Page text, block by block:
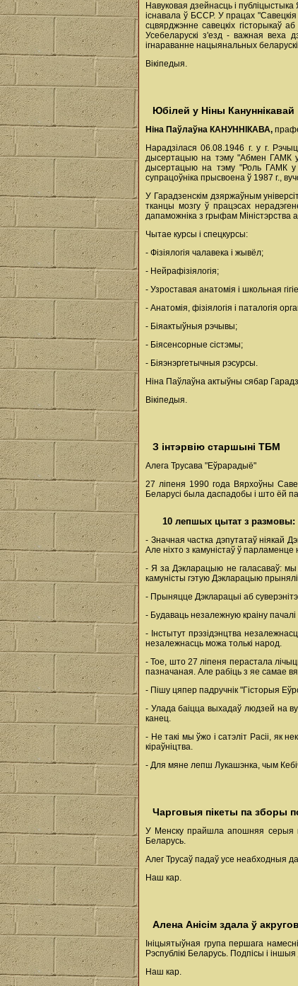
Навуковая дзейнасць і
існавала ў БССР. У працах "Савецкія
сцвярджэнне савецкіх гісторыкаў
Усебеларускі з'езд - важная веха
ігнараванне нацыянальных
Вікіпедыя.
Юбілей у Ніны Кануннікавай
Ніна Паўлаўна КАНУННІКАВА,
Нарадзілася 06.08.1946 г. у г.
дысертацыю на тэму "Абмен ГАМК у
дысертацыю на тэму "Роль ГАМК у
супрацоўніка прысвоена ў 1987 г.,
У Гарадзенскім дзяржаўным
тканцы мозгу ў працэсах
дапаможніка з грыфам Міністэрства
Чытае курсы і спецкурсы:
- Фізіялогія чалавека і жывёл;
- Нейрафізіялогія;
- Узроставая анатомія і школьная
- Анатомія, фізіялогія і паталогія
- Біяактыўныя рэчывы;
- Біясенсорные сістэмы;
- Біяэнэргетычныя рэсурсы.
Ніна Паўлаўна актыўны сябар
Вікіпедыя.
З інтэрвію старшыні ТБМ
Алега Трусава "Еўрарадыё"
27 ліпеня 1990 года Вярхоўны
Беларусі была даспадобы і што ёй
10 лепшых цытат з размовы:
- Значная частка дэпутатаў ніякай
Але ніхто з камуністаў ў
- Я за Дэкларацыю не галасаваў: мы
камуністы гэтую Дэкларацыю
- Прыняцце Дэкларацыі аб
- Будаваць незалежную краіну
- Інстытут прэзідэнцтва
незалежнасць можа толькі народ.
- Тое, што 27 ліпеня перастала
пазначаная. Але рабіць з яе самае
- Пішу цяпер падручнік "Гісторыя
- Улада баіцца выхадаў людзей на
канец.
- Не такі мы ўжо і сатэліт Расіі, як
кіраўніцтва.
- Для мяне лепш Лукашэнка, чым
Чарговыя пікеты па зборы
У Менску прайшла апошняя серыя
Беларусь.
Алег Трусаў падаў усе неабходныя
Наш кар.
Алена Анісім здала ў
Ініцыятыўная група першага
Рэспублікі Беларусь. Подпісы і
Наш кар.